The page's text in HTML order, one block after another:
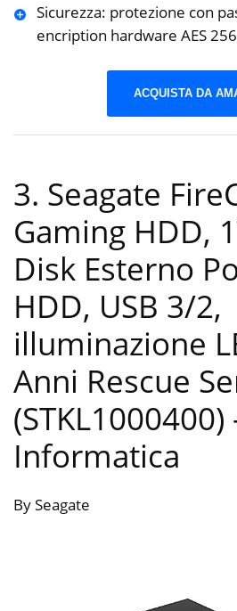
Sicurezza: protezione con
encription hardware AES
ACQUISTA DA
3. Seagate
Gaming HDD,
Disk Esterno
HDD, USB 3/2,
illuminazione
Anni Rescue
(STKL1000400)
Informatica
By Seagate